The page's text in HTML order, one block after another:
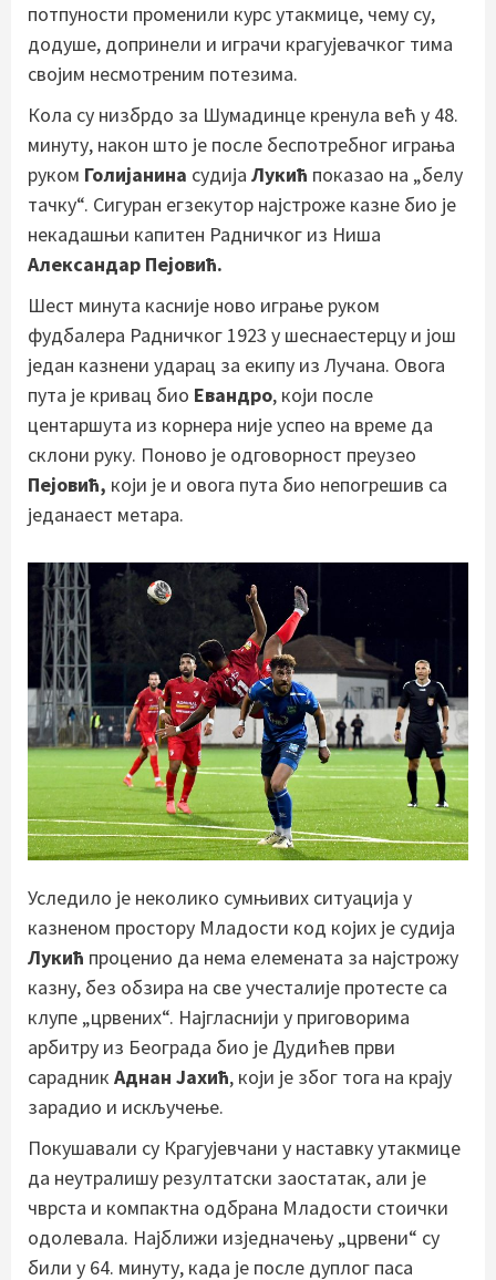
потпуности променили курс утакмице, чему су,
додуше, допринели и играчи крагујевачког тима
својим несмотреним потезима.
Кола су низбрдо за Шумадинце кренула већ у 48.
минуту, након што је после беспотребног играња
руком Голијанина судија Лукић показао на „белу
тачку“. Сигуран егзекутор најстроже казне био је
некадашњи капитен Радничког из Ниша
Александар Пејовић.
Шест минута касније ново играње руком
фудбалера Радничког 1923 у шеснаестерцу и још
један казнени ударац за екипу из Лучана. Овога
пута је кривац био Евандро, који после
центаршута из корнера није успео на време да
склони руку. Поново је одговорност преузео
Пејовић, који је и овога пута био непогрешив са
једанаест метара.
Уследило је неколико сумњивих ситуација у
казненом простору Младости код којих је судија
Лукић проценио да нема елемената за најстрожу
казну, без обзира на све учесталије протесте са
клупе „црвених“. Најгласнији у приговорима
арбитру из Београда био је Дудићев први
сарадник Аднан Јахић, који је због тога на крају
зарадио и искључење.
Покушавали су Крагујевчани у наставку утакмице
да неутралишу резултатски заостатак, али је
чврста и компактна одбрана Младости стоички
одолевала. Најближи изједначењу „црвени“ су
били у 64. минуту, када је после дуплог паса